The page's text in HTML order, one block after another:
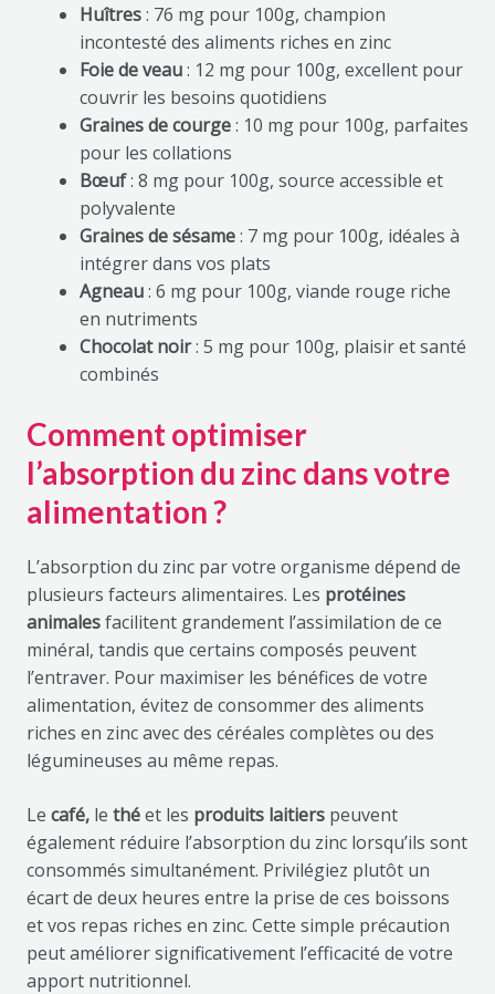
Huîtres: 76 mg pour 100g, champion
incontesté des aliments riches en zinc
Foie de veau: 12 mg pour 100g, excellent pour
couvrir les besoins quotidiens
Graines de courge: 10 mg pour 100g, parfaites
pour les collations
Bœuf: 8 mg pour 100g, source accessible et
polyvalente
Graines de sésame: 7 mg pour 100g, idéales à
intégrer dans vos plats
Agneau: 6 mg pour 100g, viande rouge riche
en nutriments
Chocolat noir: 5 mg pour 100g, plaisir et santé
combinés
Comment optimiser
l’absorption du zinc dans votre
alimentation ?
L’absorption du zinc par votre organisme dépend de
plusieurs facteurs alimentaires. Les protéines
animalesfacilitent grandement l’assimilation de ce
minéral, tandis que certains composés peuvent
l’entraver. Pour maximiser les bénéfices de votre
alimentation, évitez de consommer des aliments
riches en zinc avec des céréales complètes ou des
légumineuses au même repas.
Le café,le théet les produits laitierspeuvent
également réduire l’absorption du zinc lorsqu’ils sont
consommés simultanément. Privilégiez plutôt un
écart de deux heures entre la prise de ces boissons
et vos repas riches en zinc. Cette simple précaution
peut améliorer significativement l’efficacité de votre
apport nutritionnel.